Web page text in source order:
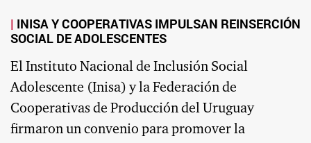
INISA Y COOPERATIVAS IMPULSAN REINSERCIÓN
SOCIAL DE ADOLESCENTES
El Instituto Nacional de Inclusión Social
Adolescente (Inisa) y la Federación de
Cooperativas de Producción del Uruguay
firmaron un convenio para promover la